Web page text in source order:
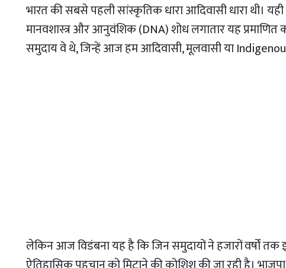
भारत की सबसे पहली सांस्कृतिक धारा आदिवासी धारा थी।
मानवशास्त्र और आनुवंशिक (DNA) शोध लगातार यह
समुदाय वे थे, जिन्हें आज हम आदिवासी, मूलवासी या
लेकिन आज विडंबना यह है कि जिन समुदायों ने हजारों वर्षों तक